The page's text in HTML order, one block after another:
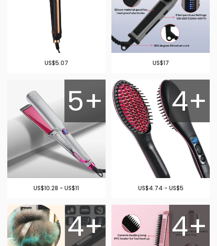
US$5.07 US$17
5+
US$10.28 - US$11
4+
US$4.74 - US$5
4+ 4+